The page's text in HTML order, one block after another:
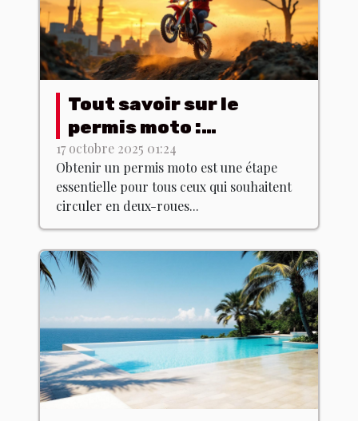
Tout savoir sur le
permis moto :
formation et examen
17 octobre 2025 01:24
Obtenir un permis moto est une étape
essentielle pour tous ceux qui souhaitent
circuler en deux-roues...